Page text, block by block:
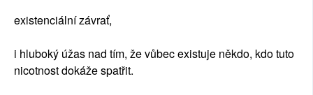
existenciální závrať,
i hluboký úžas nad tím, že vůbec existuje někdo, kdo tuto
nicotnost dokáže spatřit.